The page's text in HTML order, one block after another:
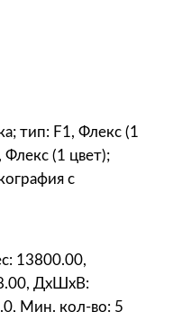
тип: F1, Флекс (1
Флекс (1 цвет);
с
13800.00,
ДxШxВ:
Мин. кол-во: 5